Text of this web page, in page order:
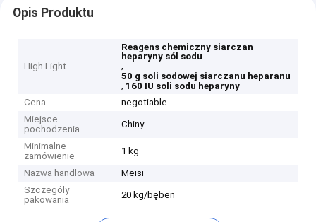
Opis Produktu
High Light
Reagens chemiczny siarczan
heparyny sól sodu
,
50 g soli sodowej siarczanu heparanu
, 160 IU soli sodu heparyny
Cena
negotiable
Miejsce
pochodzenia
Chiny
Minimalne
zamówienie
1 kg
Nazwa handlowa
Meisi
Szczegóły
pakowania
20 kg/bęben